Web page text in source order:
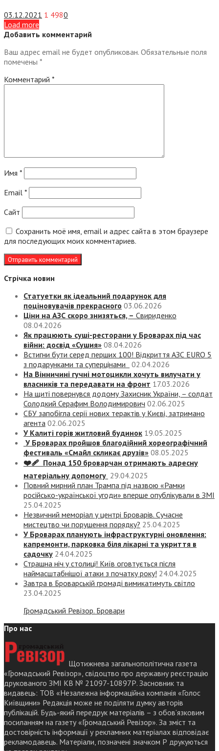
03.12.2021 1 4980
Load more
Добавить комментарий
Ваш адрес email не будет опубликован. Обязательные поля
помечены *
Комментарий *
Имя *
Email *
Сайт
Сохранить моё имя, email и адрес сайта в этом браузере
для последующих моих комментариев.
Стрічка новин
Статуетки як ідеальний подарунок для
поціновувачів прекрасного 03.06.2026
Ціни на АЗС скоро знизяться, – Свириденко
08.04.2026
Як працюють суші-ресторани у Броварах під час
війни: досвід «Сушия» 08.04.2026
Встигни бути серед перших 100! Відкриття АЗС EURO 5
з подарунками та суперцінами
02.04.2026
На Вінничині гучні мотоцикли хочуть вилучати у
власників та передавати на фронт 17.03.2026
На щиті повернувся додому Захисник України, – солдат
Солодкий Серафим Володимирович 02.06.2025
СБУ запобігла серії нових терактів у Києві, затримано
агента 02.06.2025
У Калиті горів житловий будинок 19.05.2025
У Броварах пройшов благодійний хореографічний
фестиваль «Смайл скликає друзів» 08.05.2025
❤️‍🩹 Понад 150 броварчан отримають адресну
матеріальну допомогу 29.04.2025
Повний мирний план Трампа під назвою «‎Рамки
російсько-української угоди» вперше опублікували в ЗМІ
25.04.2025
Незвичний меморіал у центрі Броварів. Сучасне
мистецтво чи порушення порядку? 25.04.2025
У Броварах планують інфраструктурні оновлення:
капремонти, парковка біля лікарні та укриття в
садочку 24.04.2025
Страшна ніч у столиці! Київ оговтується після
наймасштабнішої атаки з початку року! 24.04.2025
Завтра в Броварській громаді вимикатимуть світло
23.04.2025
Громадський Ревізор. Бровари
Про нас
Щотижнева загальнополітична газета
«Громадський Ревізор», свідоцтво про державну реєстрацію
друкованого ЗМІ КВ № 21097-10897Р. Засновник та
видавець: ТОВ «Незалежна інформаційна компанія «Голос
Київщини» Редакція може не поділяти думку авторів
публікацій. Будь-який передрук матеріалів – з обов’язковим
посиланням на газету «Громадський Ревізор». За зміст та
достовірність інформації у рекламних матеріалах відповідає
рекламодавець. Матеріали, позначені значком Р друкуються